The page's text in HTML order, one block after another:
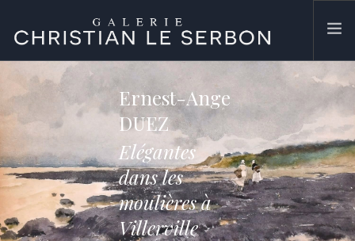
ACCUEIL
CONTACT
SEARCH SITE
Ernest-Ange
DUEZ
Elégantes
dans les
moulières à
Villerville